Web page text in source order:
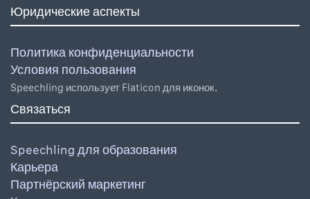
Юридические аспекты
Политика конфиденциальности
Условия пользования
Speechling использует Flaticon для иконок.
Связаться
Speechling для образования
Карьера
Партнёрский маркетинг